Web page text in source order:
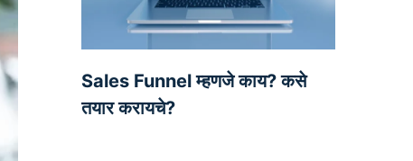
Sales Funnel म्हणजे काय? कसे
तयार करायचे?